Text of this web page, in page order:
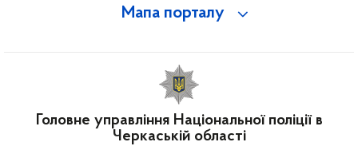
Мапа порталу
Головне управління Національної поліції в
Черкаській області